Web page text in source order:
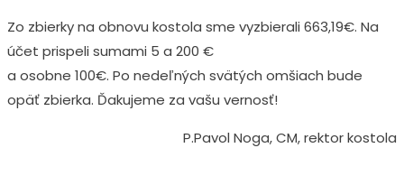
Zo zbierky na obnovu kostola sme vyzbierali 663,19€. Na
účet prispeli sumami 5 a 200 €
a osobne 100€. Po nedeľných svätých omšiach bude
opäť zbierka. Ďakujeme za vašu vernosť!
P.Pavol Noga, CM, rektor kostola